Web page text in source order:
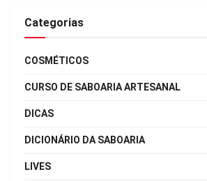
Categorias
COSMÉTICOS
CURSO DE SABOARIA ARTESANAL
DICAS
DICIONÁRIO DA SABOARIA
LIVES